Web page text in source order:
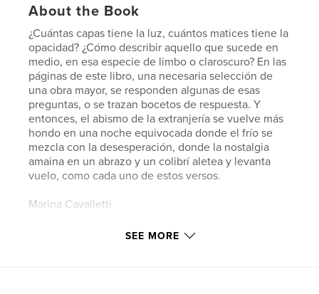
About the Book
¿Cuántas capas tiene la luz, cuántos matices tiene la
opacidad? ¿Cómo describir aquello que sucede en
medio, en esa especie de limbo o claroscuro? En las
páginas de este libro, una necesaria selección de
una obra mayor, se responden algunas de esas
preguntas, o se trazan bocetos de respuesta. Y
entonces, el abismo de la extranjería se vuelve más
hondo en una noche equivocada donde el frío se
mezcla con la desesperación, donde la nostalgia
amaina en un abrazo y un colibrí aletea y levanta
vuelo, como cada uno de estos versos.
Marina Cavalletti
SEE MORE